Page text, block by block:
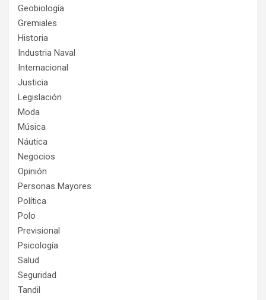
Geobiología
Gremiales
Historia
Industria Naval
Internacional
Justicia
Legislación
Moda
Música
Náutica
Negocios
Opinión
Personas Mayores
Política
Polo
Previsional
Psicología
Salud
Seguridad
Tandil